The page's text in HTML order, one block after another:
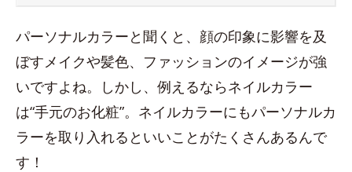
パーソナルカラーと聞くと、顔の印象に影響を及
ぼすメイクや髪色、ファッションのイメージが強
いですよね。しかし、例えるならネイルカラー
は“手元のお化粧”。ネイルカラーにもパーソナルカ
ラーを取り入れるといいことがたくさんあるんで
す！